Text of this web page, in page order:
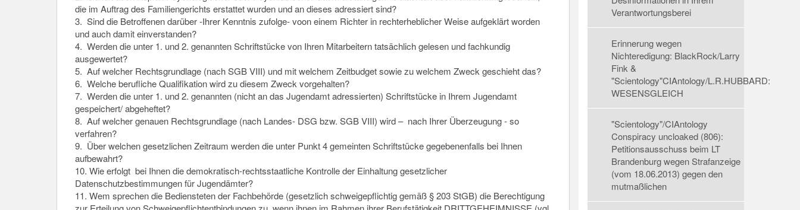
die im Auftrag des Familiengerichts erstattet wurden und an dieses adressiert sind?
3. Sind die Betroffenen darüber -Ihrer Kenntnis zufolge- voon einem Richter in rechterheblicher Weise aufgeklärt worden
und auch damit einverstanden?
4. Werden die unter 1. und 2. genannten Schriftstücke von Ihren Mitarbeitern tatsächlich gelesen und fachkundig
ausgewertet?
5. Auf welcher Rechtsgrundlage (nach SGB VIII) und mit welchem Zeitbudget sowie zu welchem Zweck geschieht das?
6. Welche berufliche Qualifikation wird zu diesem Zweck vorgehalten?
7. Werden die unter 1. und 2. genannten (nicht an das Jugendamt adressierten) Schriftstücke in Ihrem Jugendamt
gespeichert/ abgeheftet?
8. Auf welcher genauen Rechtsgrundlage (nach Landes- DSG bzw. SGB VIII) wird – nach Ihrer Überzeugung - so
verfahren?
9. Über welchen gesetzlichen Zeitraum werden die unter Punkt 4 gemeinten Schriftstücke gegebenenfalls bei Ihnen
aufbewahrt?
10. Wie erfolgt bei Ihnen die demokratisch-rechtsstaatliche Kontrolle der Einhaltung gesetzlicher
Datenschutzbestimmungen für Jugendämter?
11. Wem sprechen die Bediensteten der Fachbehörde (gesetzlich schweigepflichtig gemäß § 203 StGB) die Berechtigung
Verantwortungsberei
Erinnerung wegen
Nichteredigung: BlackRock/Larry
Fink &
"Scientology"CIAntology/L.R.HUBBARD:
WESENSGLEICH
"Scientology"/CIAntology
Conspiracy uncloaked (806):
Petitionsausschuss beim LT
Brandenburg wegen Strafanzeige
(vom 18.06.2013) gegen den
mutmaßlichen